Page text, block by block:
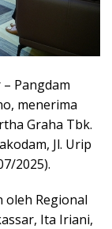
– Pangdam
menerima
Graha Tbk.
Jl. Urip
2025).
oleh Regional
Ita Iriani,